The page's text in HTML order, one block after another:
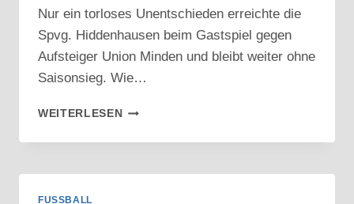
Nur ein torloses Unentschieden erreichte die
Spvg. Hiddenhausen beim Gastspiel gegen
Aufsteiger Union Minden und bleibt weiter ohne
Saisonsieg. Wie…
WEITERLESENBEZIRKSLIGA:
UNENTSCHIEDEN
WIEDER
FUSSBALL